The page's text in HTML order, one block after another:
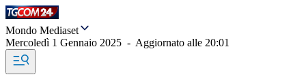
Mondo Mediaset
Mercoledì 1 Gennaio 2025 - Aggiornato alle 20:01